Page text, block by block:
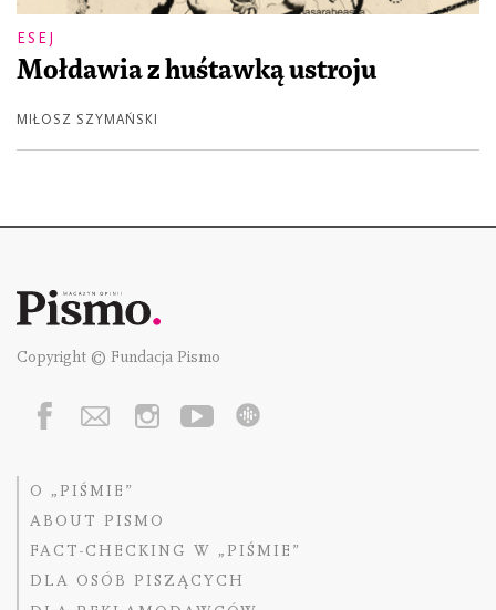
ESEJ
Mołdawia z huśtawką ustroju
MIŁOSZ SZYMAŃSKI
Copyright © Fundacja Pismo
O „PIŚMIE”
ABOUT PISMO
FACT-CHECKING W „PIŚMIE”
DLA OSÓB PISZĄCYCH